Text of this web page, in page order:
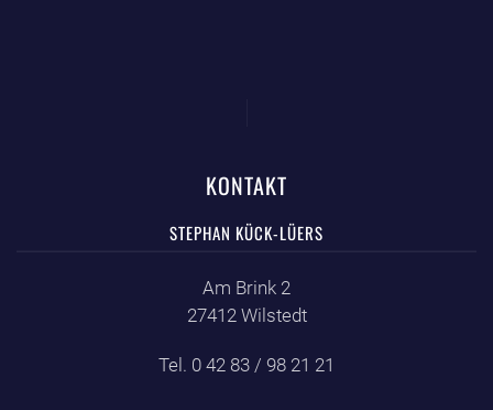
KONTAKT
STEPHAN KÜCK-LÜERS
Am Brink 2
27412 Wilstedt
Tel. 0 42 83 / 98 21 21